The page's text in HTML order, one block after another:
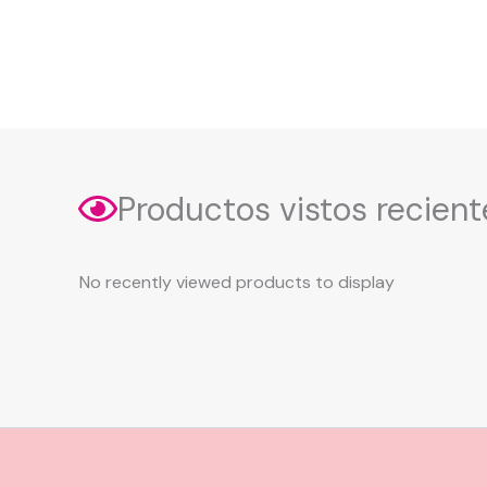
Productos vistos
No recently viewed products to display